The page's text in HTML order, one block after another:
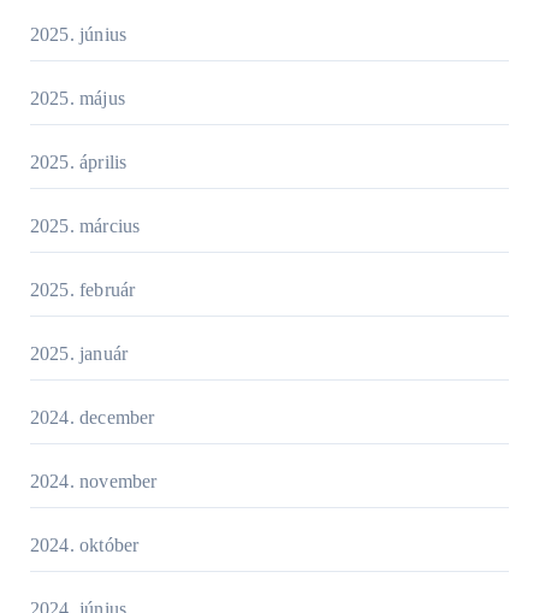
2025. június
2025. május
2025. április
2025. március
2025. február
2025. január
2024. december
2024. november
2024. október